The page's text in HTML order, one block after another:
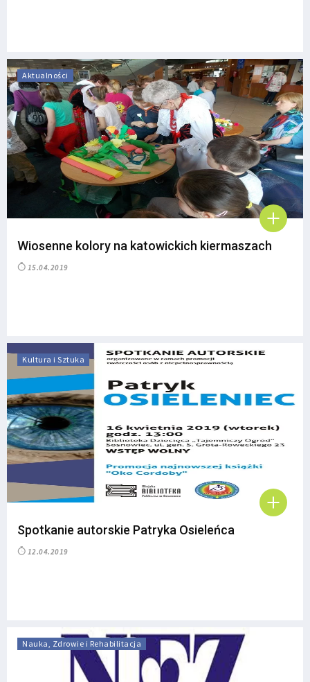
Aktualności
Wiosenne kolory na katowickich kiermaszach
15.04.2019
Kultura i Sztuka
Spotkanie autorskie Patryka Osieleńca
12.04.2019
Nauka, Zdrowie i Rehabilitacja